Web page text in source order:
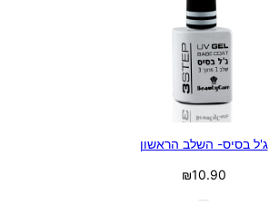
ג'ל בסיס- השלב הראשון
₪10.90